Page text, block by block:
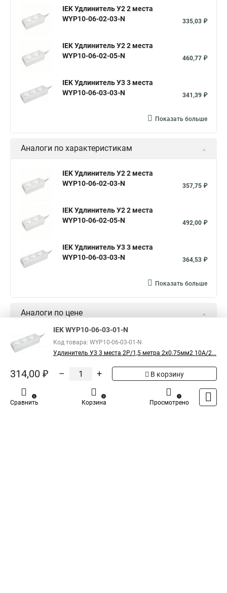
IEK Удлинитель У2 2 места
WYP10-06-02-03-N
335,03 ₽
IEK Удлинитель У2 2 места
WYP10-06-02-05-N
460,77 ₽
IEK Удлинитель У3 3 места
WYP10-06-03-03-N
341,39 ₽
Показать больше
Аналоги по характеристикам
IEK Удлинитель У2 2 места
WYP10-06-02-03-N
357,75 ₽
IEK Удлинитель У2 2 места
WYP10-06-02-05-N
492,00 ₽
IEK Удлинитель У3 3 места
WYP10-06-03-03-N
364,53 ₽
Показать больше
Аналоги по цене
WYP10-06-02-03-N
335,03 ₽
IEK Удлинитель У3 3 места
341,39 ₽
IEK WYP10-06-03-01-N
Код товара: WYP10-06-03-01-N
Удлинитель У3 3 места 2Р/1,5 метра 2х0.75мм2 10А/2...
314,00 ₽ – + В корзину
Сравнить
0
Корзина
0
Просмотрено
1